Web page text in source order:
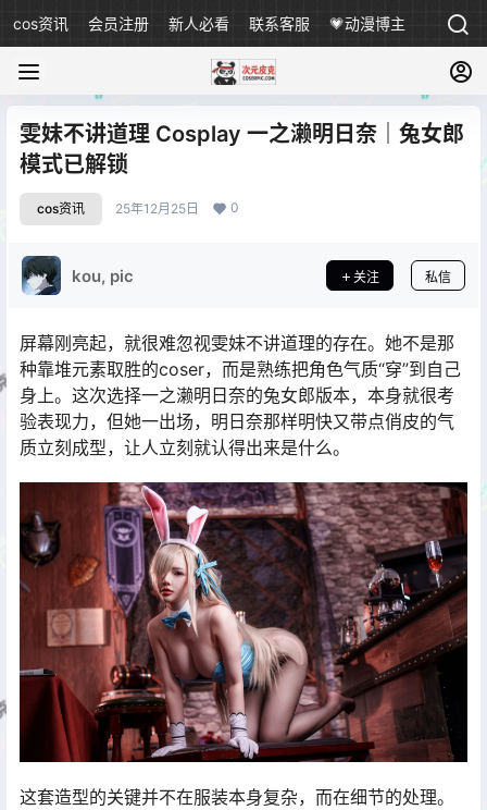
cos资讯 会员注册 新人必看 联系客服 💗动漫博主
雯妹不讲道理 Cosplay 一之濑明日奈｜兔女郎
模式已解锁
cos资讯 25年12月25日 0
kou, pic 关注 私信
屏幕刚亮起，就很难忽视雯妹不讲道理的存在。她不是那
种靠堆元素取胜的coser，而是熟练把角色气质“穿”到自己
身上。这次选择一之濑明日奈的兔女郎版本，本身就很考
验表现力，但她一出场，明日奈那样明快又带点俏皮的气
质立刻成型，让人立刻就认得出来是什么。
这套造型的关键并不在服装本身复杂，而在细节的处理。